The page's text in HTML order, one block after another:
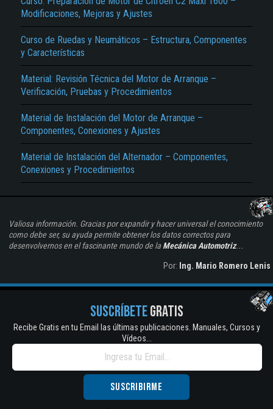
Modificaciones, Mejoras y Ajustes
Curso de Ruedas y Neumáticos – Estructura, Componentes
y Características
Material: Revisión Técnica del Motor de Arranque –
Verificación, Pruebas y Procedimientos
Material de Instalación del Motor de Arranque –
Componentes, Conexiones y Ajustes
Material de Instalación del Alternador – Componentes,
Conexiones y Procedimientos
Valiosa información. Gracias por expandir y hacer universal el conocimiento
como debe ser, su ayuda permite obtener los datos correctos para
desenvolvernos en el fascinante mundo de la Mecánica Automotriz...
Por: Ing. Mario Romero Lenis
SUSCRÍBETEGRATIS
Recibe Gratis en tu Email las últimas publicaciones. Manuales, Cursos y
Vídeos...